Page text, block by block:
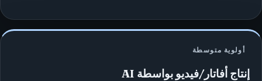
أولوية متوسطة
إنتاج أفاتار/فيديو بواسطة AI